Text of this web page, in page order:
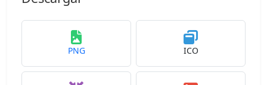
PNG ICO